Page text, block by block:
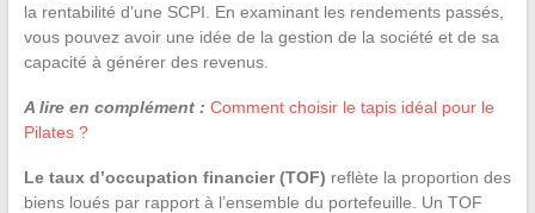
la rentabilité d’une SCPI. En examinant les rendements passés,
vous pouvez avoir une idée de la gestion de la société et de sa
capacité à générer des revenus.
A lire en complément : Comment choisir le tapis idéal pour le
Pilates ?
Le taux d’occupation financier (TOF) reflète la proportion des
biens loués par rapport à l’ensemble du portefeuille. Un TOF